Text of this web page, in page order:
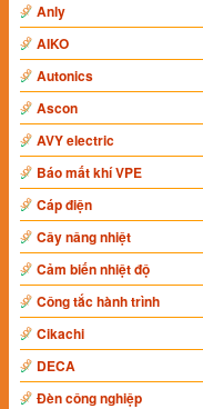
Anly
AIKO
Autonics
Ascon
AVY electric
Báo mất khí VPE
Cáp điện
Cây nâng nhiệt
Cảm biến nhiệt độ
Công tắc hành trình
Cikachi
DECA
Đèn công nghiệp